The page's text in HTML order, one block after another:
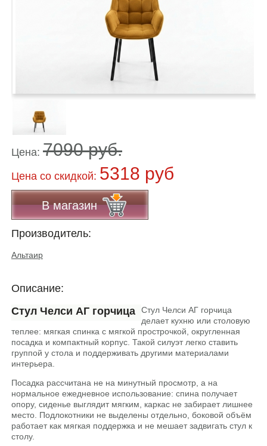
Цена: 7090 руб.
Цена co скидкой: 5318 руб
В магазин
Производитель:
Альтаир
Описание:
Стул Челси АГ горчица
Стул Челси АГ горчица
делает кухню или столовую
теплее: мягкая спинка с мягкой прострочкой, округленная
посадка и компактный корпус. Такой силуэт легко ставить
группой у стола и поддерживать другими материалами
интерьера.
Посадка рассчитана не на минутный просмотр, а на
нормальное ежедневное использование: спина получает
опору, сиденье выглядит мягким, каркас не забирает лишнее
место. Подлокотники не выделены отдельно, боковой объём
работает как мягкая поддержка и не мешает задвигать стул к
столу.